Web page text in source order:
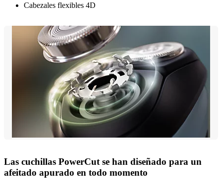
Cabezales flexibles 4D
Las cuchillas PowerCut se han diseñado para un
afeitado apurado en todo momento